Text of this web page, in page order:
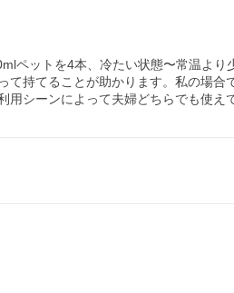
ットを4本、冷たい状態〜常温よ
持てることが助かります。私の場
シーンによって夫婦どちらでも使え